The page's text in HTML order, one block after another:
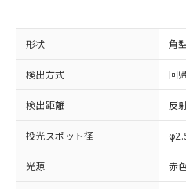
形状 角型
検出方式 回
検出距離 反
投光スポット径
光源 赤